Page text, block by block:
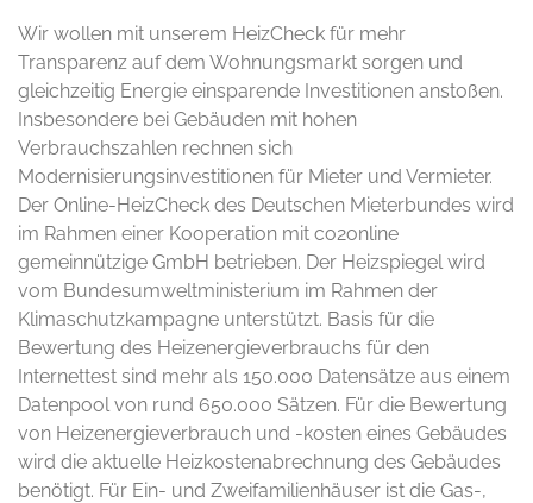
Wir wollen mit unserem HeizCheck für mehr
Transparenz auf dem Wohnungsmarkt sorgen und
gleichzeitig Energie einsparende Investitionen anstoßen.
Insbesondere bei Gebäuden mit hohen
Verbrauchszahlen rechnen sich
Modernisierungsinvestitionen für Mieter und Vermieter.
Der Online-HeizCheck des Deutschen Mieterbundes wird
im Rahmen einer Kooperation mit co2online
gemeinnützige GmbH betrieben. Der Heizspiegel wird
vom Bundesumweltministerium im Rahmen der
Klimaschutzkampagne unterstützt. Basis für die
Bewertung des Heizenergieverbrauchs für den
Internettest sind mehr als 150.000 Datensätze aus einem
Datenpool von rund 650.000 Sätzen. Für die Bewertung
von Heizenergieverbrauch und -kosten eines Gebäudes
wird die aktuelle Heizkostenabrechnung des Gebäudes
benötigt. Für Ein- und Zweifamilienhäuser ist die Gas-,